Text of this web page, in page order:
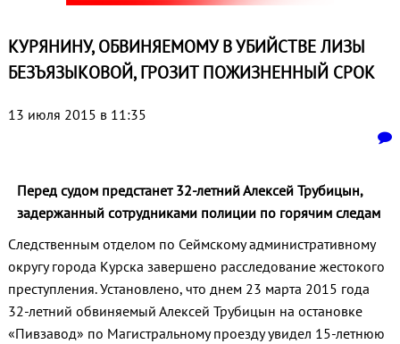
КУРЯНИНУ, ОБВИНЯЕМОМУ В УБИЙСТВЕ ЛИЗЫ
БЕЗЪЯЗЫКОВОЙ, ГРОЗИТ ПОЖИЗНЕННЫЙ СРОК
13 июля 2015 в 11:35
Перед судом предстанет 32-летний Алексей Трубицын,
задержанный сотрудниками полиции по горячим следам
Следственным отделом по Сеймскому административному
округу города Курска завершено расследование жестокого
преступления. Установлено, что днем 23 марта 2015 года
32-летний обвиняемый Алексей Трубицын на остановке
«Пивзавод» по Магистральному проезду увидел 15-летнюю